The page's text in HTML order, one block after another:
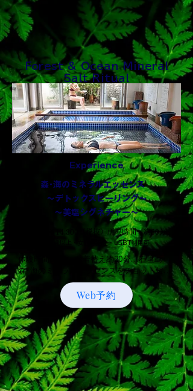
ウルの倍音。
自然のチカラと音の波動がやさしく身体を包
み込み、まるで瞑想しているかのような、深
いリラクゼーションへと導きます。
このトリートメントは、音と自然のエネルギ
ーが織りなすBIANだけの“デトックス・ヒー
リング”。
心とからだがゆるみ、本来の自分自身と静か
に向き合う時間をお届けします。
メニュー内容 所要時間 約100分
・カウンセリング 20分
（ミネラルテラピーのご説明・ご案内含む)
・シンギングボウルセラピー 80分
（シンギングボウルセラピー以外の入浴・ご
支度・サウナ・フリースクラブ)
※バスタオル付き。
※ミネラルテラピー入浴前にメイクはオフし
ていただきます。
（ミネラルの特性上、油分が浮きやすくなり
ます）
※ミネラルテラピー入浴は、水着着用となり
ます。
水着レンタルをご希望の場合は、＋200円に
て承ります。
「☀️晴天特典」晴天キャッシュバックのご案
内】
Forest & Ocean Mineral
Salt Ritual
Experience
森･海のミネラルエッセンス
～デトックスヒーリング～
～美塩シグネチャー～
料金 ￥14,300（税抜）所要時間 約60分
15歳以上・女性・男性・LGBT利用可
体験時間35分＋お着替え約20分…石垣島･
森･海のミネラルエッセンスをチョット短い
時間で体感してみたい方向け“コース。（お
支払一回で最大5名様まで対応可
能）
現地支払￥14,300円（税別）
クレジットカード利用可
メニュー内容 所要時間 約60分
Web予約